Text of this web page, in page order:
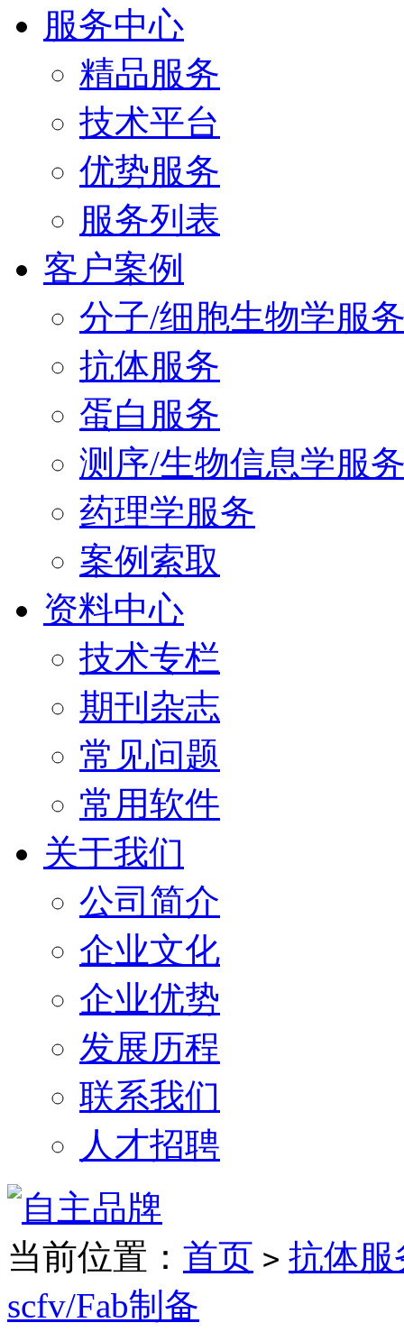
服务中心
精品服务
技术平台
优势服务
服务列表
客户案例
分子/细胞生物学服
抗体服务
蛋白服务
测序/生物信息学服
药理学服务
案例索取
资料中心
技术专栏
期刊杂志
常见问题
常用软件
关于我们
公司简介
企业文化
企业优势
发展历程
联系我们
人才招聘
当前位置： 首页 > 抗体服
scfv/Fab制备